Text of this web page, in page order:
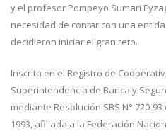
y el profesor Pompeyo Sumari
necesidad de contar con una
decidieron iniciar el gran reto.
Inscrita en el Registro de
Superintendencia de Banca y
mediante Resolución SBS N° 720-
1993, afiliada a la Federación